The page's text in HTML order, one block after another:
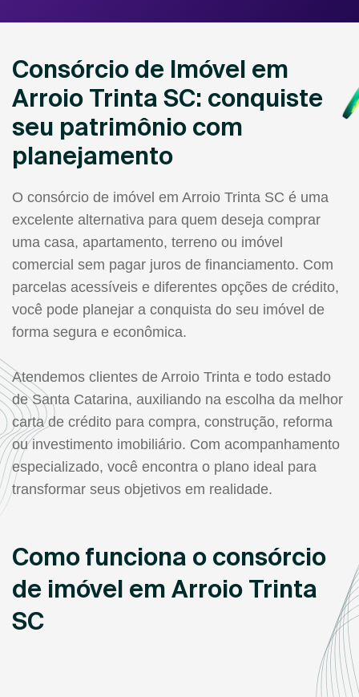
Consórcio de Imóvel em
Arroio Trinta SC: conquiste
seu patrimônio com
planejamento
O consórcio de imóvel em Arroio Trinta SC é uma
excelente alternativa para quem deseja comprar
uma casa, apartamento, terreno ou imóvel
comercial sem pagar juros de financiamento. Com
parcelas acessíveis e diferentes opções de crédito,
você pode planejar a conquista do seu imóvel de
forma segura e econômica.
Atendemos clientes de Arroio Trinta e todo estado
de Santa Catarina, auxiliando na escolha da melhor
carta de crédito para compra, construção, reforma
ou investimento imobiliário. Com acompanhamento
especializado, você encontra o plano ideal para
transformar seus objetivos em realidade.
Como funciona o consórcio
de imóvel em Arroio Trinta
SC